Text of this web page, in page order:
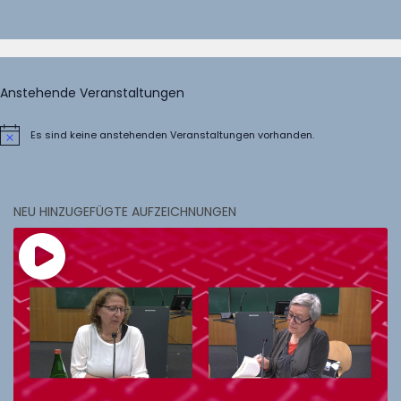
Anstehende Veranstaltungen
HinweisEs sind keine anstehenden Veranstaltungen vorhanden.
NEU HINZUGEFÜGTE AUFZEICHNUNGEN